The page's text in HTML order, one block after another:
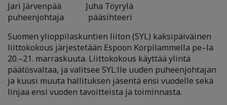
Jari Järvenpää Juha Töyrylä
puheenjohtaja pääsihteeri
Suomen ylioppilaskuntien liiton (SYL) kaksipäiväinen
liittokokous järjestetään Espoon Korpilammella pe–la
20.–21. marraskuuta. Liittokokous käyttää ylintä
päätösvaltaa, ja valitsee SYL:lle uuden puheenjohtajan
ja kuusi muuta hallituksen jäsentä ensi vuodelle sekä
linjaa ensi vuoden tavoitteista ja toiminnasta.